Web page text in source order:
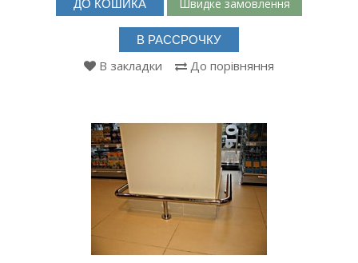
ДО КОШИКА Швидке замовлення
В РАССРОЧКУ
В закладки До порівняння